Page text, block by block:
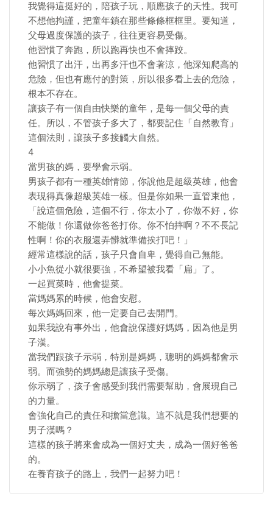
我覺得這挺好的，陪孩子玩，順應孩子的天性。我可
不想他拘謹，把童年鎖在那些條條框框里。要知道，
父母過度保護的孩子，往往更容易受傷。
他習慣了奔跑，所以跑再快也不會摔跤。
他習慣了出汗，出再多汗也不會著涼，他深知爬高的
危險，但也有應付的對策，所以很多看上去的危險，
根本不存在。
讓孩子有一個自由快樂的童年，是每一個父母的責
任。所以，不管孩子多大了，都要記住「自然教育」
這個法則，讓孩子多接觸大自然。
4
當男孩的媽，要學會示弱。
男孩子都有一種英雄情節，你說他是超級英雄，他會
表現得真像超級英雄一樣。但是你如果一直管束他，
「說這個危險，這個不行，你太小了，你做不好，你
不能做！你還做你爸爸打你。你不怕摔啊？不不長記
性啊！你的衣服還弄髒就準備挨打吧！」
經常這樣說的話，孩子只會自卑，覺得自己無能。
小小魚從小就很要強，不希望被我看「扁」了。
一起買菜時，他會提菜。
當媽媽累的時候，他會安慰。
每次媽媽回來，他一定要自己去開門。
如果我說有事外出，他會說保護好媽媽，因為他是男
子漢。
當我們跟孩子示弱，特別是媽媽，聰明的媽媽都會示
弱。而強勢的媽媽總是讓孩子受傷。
你示弱了，孩子會感受到我們需要幫助，會展現自己
的力量。
會強化自己的責任和擔當意識。這不就是我們想要的
男子漢嗎？
這樣的孩子將來會成為一個好丈夫，成為一個好爸爸
的。
在養育孩子的路上，我們一起努力吧！